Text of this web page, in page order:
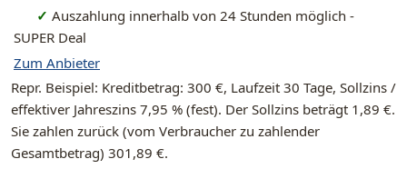
✓ Auszahlung innerhalb von 24 Stunden möglich -
SUPER Deal
Zum Anbieter
Repr. Beispiel: Kreditbetrag: 300 €, Laufzeit 30 Tage, Sollzins /
effektiver Jahreszins 7,95 % (fest). Der Sollzins beträgt 1,89 €.
Sie zahlen zurück (vom Verbraucher zu zahlender
Gesamtbetrag) 301,89 €.